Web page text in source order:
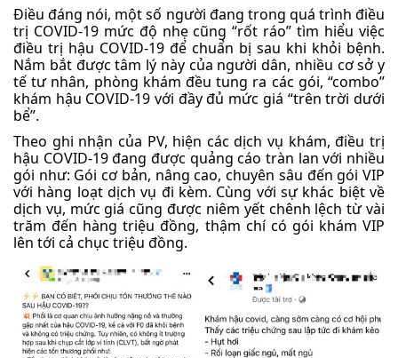
Điều đáng nói, một số người đang trong quá trình điều
trị COVID-19 mức độ nhẹ cũng “rốt ráo” tìm hiểu việc
điều trị hậu COVID-19 để chuẩn bị sau khi khỏi bệnh.
Nắm bắt được tâm lý này của người dân, nhiều cơ sở y
tế tư nhân, phòng khám đều tung ra các gói, “combo”
khám hậu COVID-19 với đầy đủ mức giá “trên trời dưới
bể”.
Theo ghi nhận của PV, hiện các dịch vụ khám, điều trị
hậu COVID-19 đang được quảng cáo tràn lan với nhiều
gói như: Gói cơ bản, nâng cao, chuyên sâu đến gói VIP
với hàng loạt dịch vụ đi kèm. Cùng với sự khác biệt về
dịch vụ, mức giá cũng được niêm yết chênh lệch từ vài
trăm đến hàng triệu đồng, thậm chí có gói khám VIP
lên tới cả chục triệu đồng.